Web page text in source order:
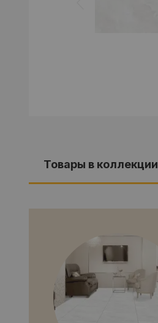
Товары в коллекции